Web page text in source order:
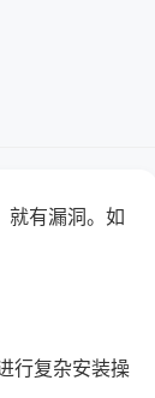
就有漏洞。如
行复杂安装操